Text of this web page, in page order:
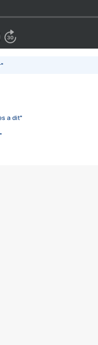
a dit"